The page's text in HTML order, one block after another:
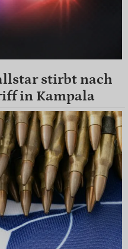
stirbt nach
in Kampala